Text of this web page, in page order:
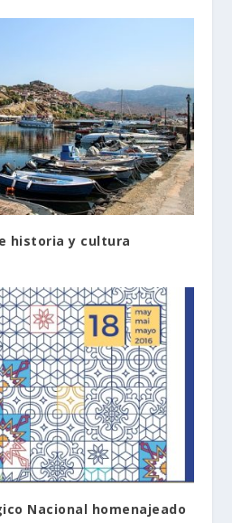
historia y cultura
Nacional homenajeado